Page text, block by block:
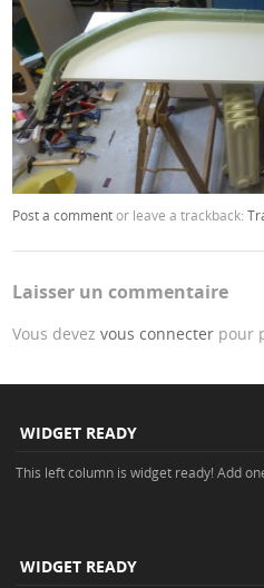
Post a commentor leave a trackback:
Laisser un commentaire
Vous devezvous connecter pour
WIDGET READY
This left column is widget ready! Add
WIDGET READY